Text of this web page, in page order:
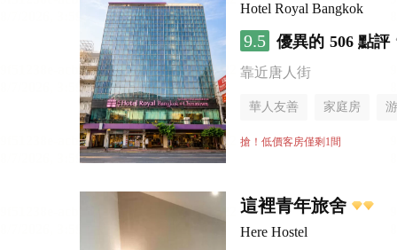
Hotel Royal Bangkok
9.5 優異的 506 點評
靠近唐人街
華人友善 家庭房
搶！低價客房僅剩1間
這裡青年旅舍
Here Hostel